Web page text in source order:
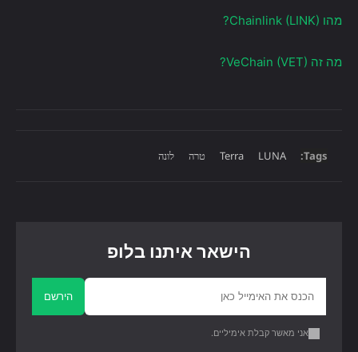
מהו Chainlink (LINK)?
מה זה VeChain (VET)?
Tags:
LUNA
Terra טרה לונה
הישאר איתנו בלופ
הירשם
אני מאשר קבלת אימיליים.